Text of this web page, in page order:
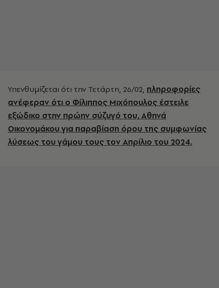
Υπενθυμίζεται ότι την Τετάρτη, 26/02, πληροφορίες
ανέφεραν ότι ο Φίλιππος Μιχόπουλος έστειλε
εξώδικο στην πρώην σύζυγό του, Αθηνά
Οικονομάκου για παραβίαση όρου της συμφωνίας
λύσεως του γάμου τους τον Απρίλιο του 2024.